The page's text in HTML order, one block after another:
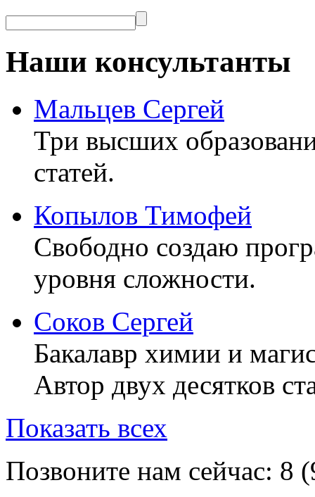
Наши консультанты
Мальцев Сергей
Три высших
статей.
Копылов Тимофей
Свободно создаю
уровня сложности.
Соков Сергей
Бакалавр химии и
Автор двух десятков
Показать всех
Позвоните нам сейчас: 8